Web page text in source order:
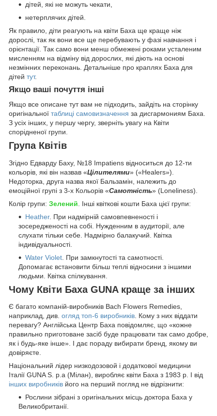
дітей, які не можуть чекати,
нетерплячих дітей.
Як правило, діти реагують на квіти Баха ще краще ніж
дорослі, так як вони все ще перебувають у фазі навчання і
орієнтації. Так само вони менш обмежені роками усталеним
мисленням на відміну від дорослих, які діють на основі
незмінних переконань. Детальніше про краплях Баха для
дітей тут.
Якщо ваші почуття інші
Якщо все описане тут вам не підходить, зайдіть на сторінку
оригінальної таблиці самовизначення за дисгармониям Баха.
З усіх інших, у першу чергу, зверніть увагу на Квіти
спорідненої групи.
Група Квітів
Згідно Едварду Баху, №18 Impatiens відноситься до 12-ти
кольорів, які він назвав «Цілителями» («Healers»).
Недоторка, друга назва якої Бальзамін, належить до
емоційної групі з 3-х Кольорів «Самотність» (Loneliness).
Колір групи: Зелений . Інші квіткові кошти Баха цієї групи:
Heather. При надмірній самовпевненості і
зосередженості на собі. Нужденним в аудиторії, але
слухати тільки себе. Надмірно балакучий. Квітка
індивідуальності.
Water Violet . При замкнутості та самотності.
Допомагає встановити більш теплі відносини з іншими
людьми. Квітка спілкування.
Чому Квіти Баха GUNA краще за інших
Є багато компаній-виробників Bach Flowers Remedies,
наприклад, див. огляд топ-6 виробників. Кому з них віддати
перевагу? Англійська Центр Баха повідомляє, що «кожне
правильно приготоване засіб буде працювати так само добре,
як і будь-яке інше». І дає пораду вибирати бренд, якому ви
довіряєте.
Національний лідер низкодозовой і додаткової медицини
Італії GUNA S. p.a (Мілан), виробляє квіти Баха з 1983 р. І від
інших виробників його на перший погляд не відрізнити:
Рослини зібрані з оригінальних місць доктора Баха у
Великобританії.